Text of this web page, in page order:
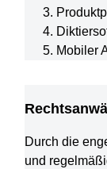
Mobiler
Durch die
und